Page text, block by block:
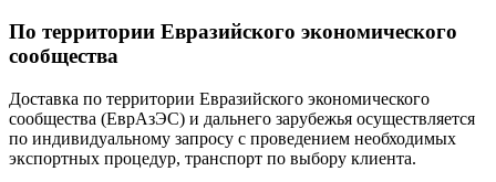
По территории Евразийского экономического
сообщества
Доставка по территории Евразийского экономического
сообщества (ЕврАзЭС) и дальнего зарубежья осуществляется
по индивидуальному запросу с проведением необходимых
экспортных процедур, транспорт по выбору клиента.